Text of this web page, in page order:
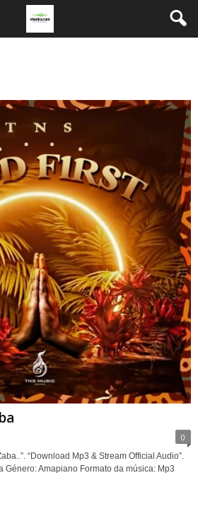
0
“Download Mp3 & Stream Official Audio”.
Género: Amapiano Formato da música: Mp3